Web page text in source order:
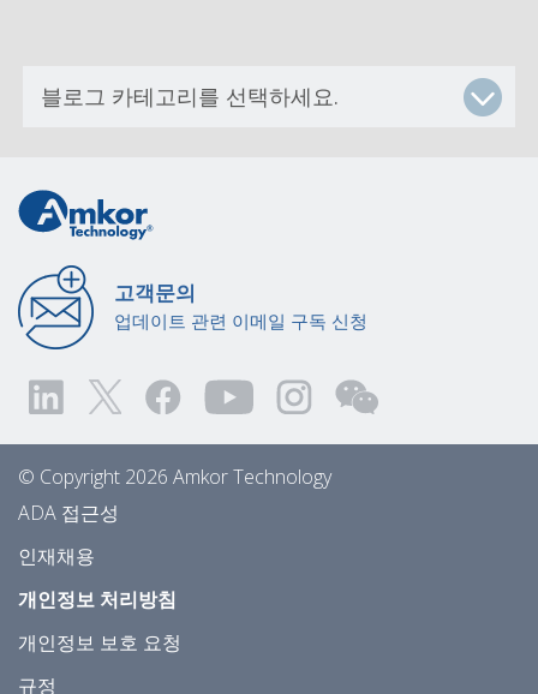
고객문의
업데이트 관련 이메일 구독 신청
© Copyright 2026 Amkor Technology
ADA 접근성
인재채용
개인정보 처리방침
개인정보 보호 요청
규정